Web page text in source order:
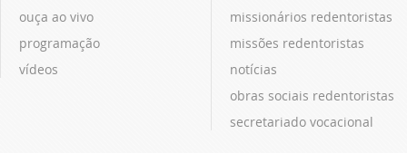
ouça ao vivo
programação
vídeos
missionários redentoristas
missões redentoristas
notícias
obras sociais redentoristas
secretariado vocacional